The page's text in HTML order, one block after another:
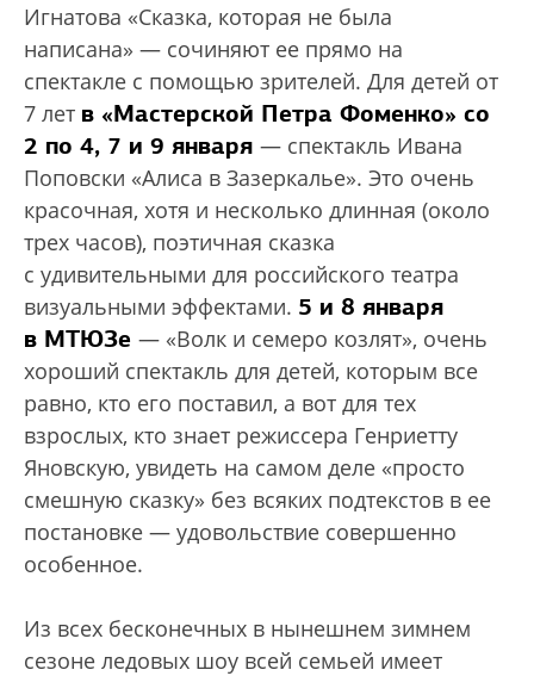
Игнатова «Сказка, которая не была
написана» — сочиняют ее прямо на
спектакле с помощью зрителей. Для детей от
7 лет в «Мастерской Петра Фоменко» со
2 по 4, 7 и 9 января — спектакль Ивана
Поповски «Алиса в Зазеркалье». Это очень
красочная, хотя и несколько длинная (около
трех часов), поэтичная сказка
с удивительными для российского театра
визуальными эффектами. 5 и 8 января
в МТЮЗе — «Волк и семеро козлят», очень
хороший спектакль для детей, которым все
равно, кто его поставил, а вот для тех
взрослых, кто знает режиссера Генриетту
Яновскую, увидеть на самом деле «просто
смешную сказку» без всяких подтекстов в ее
постановке — удовольствие совершенно
особенное.
Из всех бесконечных в нынешнем зимнем
сезоне ледовых шоу всей семьей имеет